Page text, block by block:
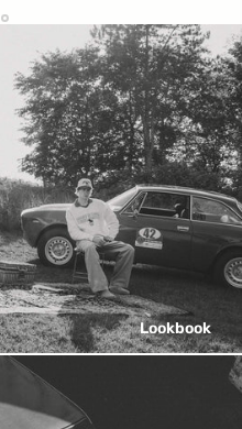
Lookbook